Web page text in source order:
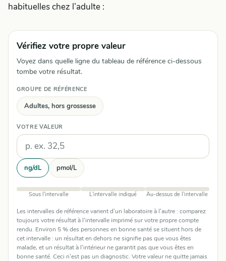
habituelles chez l’adulte :
Vérifiez votre propre valeur
Voyez dans quelle ligne du tableau de référence ci-dessous
tombe votre résultat.
GROUPE DE RÉFÉRENCE
Adultes, hors grossesse
VOTRE VALEUR
Unités
ng/dL pmol/L
Sous l'intervalle L'intervalle indiqué Au-dessus de l'intervalle
Les intervalles de référence varient d'un laboratoire à l'autre : comparez
toujours votre résultat à l'intervalle imprimé sur votre propre compte
rendu. Environ 5 % des personnes en bonne santé se situent hors de
cet intervalle : un résultat en dehors ne signifie pas que vous êtes
malade, et un résultat à l'intérieur ne garantit pas que vous êtes en
bonne santé. Ceci n'est pas un diagnostic. Votre valeur ne quitte jamais